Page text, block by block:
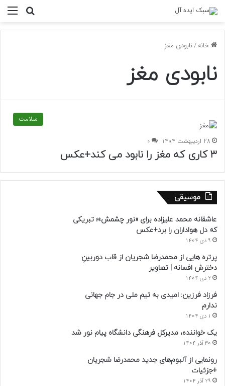
خانه/نابودی مغز
نابودی مغز
سلامت
28 اردیبهشت 1404 0
۳ کاری که مغز را نابود می کند+عکس
موسیقی
عاشقانه محمد علیزاده برای «نور چشمش»؛ تبریکی
که دل هواداران را برد+عکس
9 دی 1404
پرتره هایی از محمدرضا شجریان از قاب دوربینِ
دخترش افسانه | تصاویر
2 دی 1404
فرزاد فرزین: امیدی به تیم ملی در جام جهانی
ندارم
1 دی 1404
یک خواننده، مدیرکل فرهنگی دانشگاه پیام نور شد
30 آذر 1404
رونمایی از آلبوم‌های جدید محمدرضا شجریان
+جزئیات
29 آذر 1404